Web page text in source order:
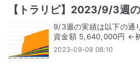
【トラリピ】2023/9/3週
9/3週の実績は以下の通
資金額 5,640,000円 ←
2023-09-09 08:10